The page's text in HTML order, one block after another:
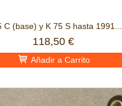
C (base) y K 75 S hasta 1991...
118,50 €
Añadir a Carrito